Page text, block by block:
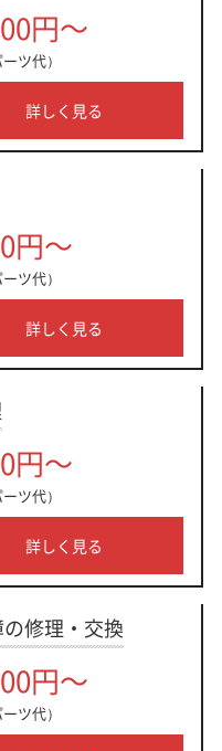
円～
ツ代）
詳しく見る
円～
ツ代）
詳しく見る
円～
ツ代）
詳しく見る
修理・交換
円～
ツ代）